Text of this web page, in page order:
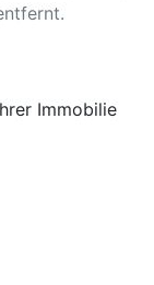
Immobilie